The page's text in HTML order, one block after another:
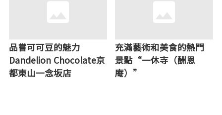
品嘗可可豆的魅力
Dandelion Chocolate京
都東山一念坂店
充滿藝術和美食的熱門
景點“一休寺（酬恩
庵）”